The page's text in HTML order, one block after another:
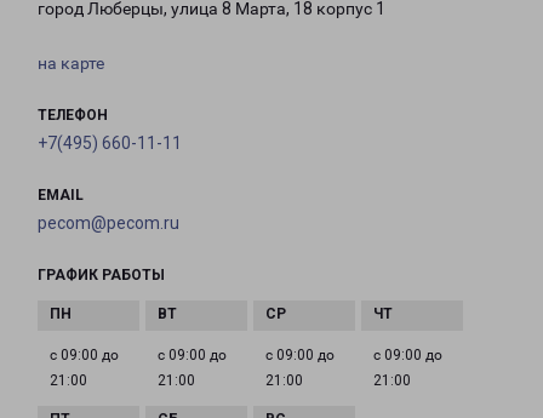
город Люберцы, улица 8 Марта, 18 корпус 1
на карте
ТЕЛЕФОН
+7(495) 660-11-11
EMAIL
pecom@pecom.ru
ГРАФИК РАБОТЫ
с 09:00 до
21:00
с 09:00 до
21:00
с 09:00 до
21:00
с 09:00 до
21:00